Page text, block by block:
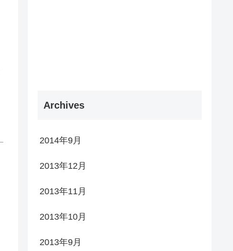
Archives
2014年9月
2013年12月
2013年11月
2013年10月
2013年9月